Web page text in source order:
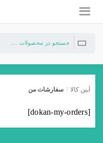
آبین کالا / سفارشات من
[dokan-my-orders]